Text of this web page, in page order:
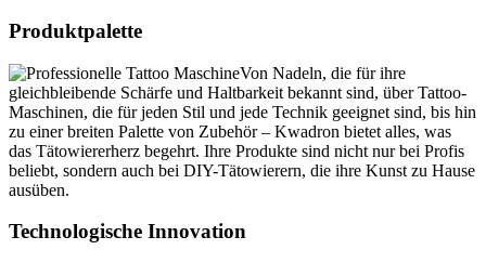
Produktpalette
Von Nadeln, die für ihre
gleichbleibende Schärfe und Haltbarkeit bekannt sind, über Tattoo-
Maschinen, die für jeden Stil und jede Technik geeignet sind, bis hin
zu einer breiten Palette von Zubehör – Kwadron bietet alles, was
das Tätowiererherz begehrt. Ihre Produkte sind nicht nur bei Profis
beliebt, sondern auch bei DIY-Tätowierern, die ihre Kunst zu Hause
ausüben.
Technologische Innovation